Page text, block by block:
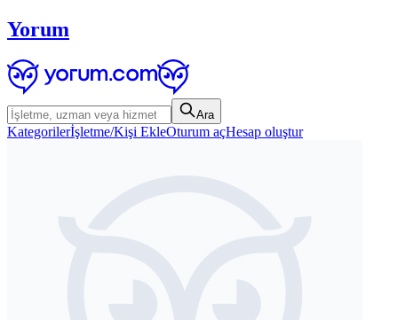
Yorum
Ara
Kategorilerİşletme/Kişi EkleOturum açHesap oluştur